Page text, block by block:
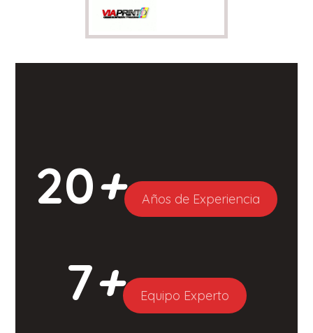
20+ Años de Experiencia
7+ Equipo Experto